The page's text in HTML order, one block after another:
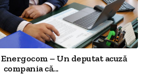
– Un deputat acuză
compania că...